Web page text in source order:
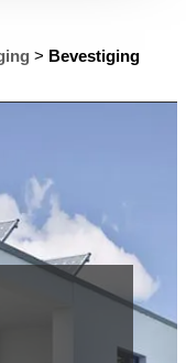
> Bevestiging